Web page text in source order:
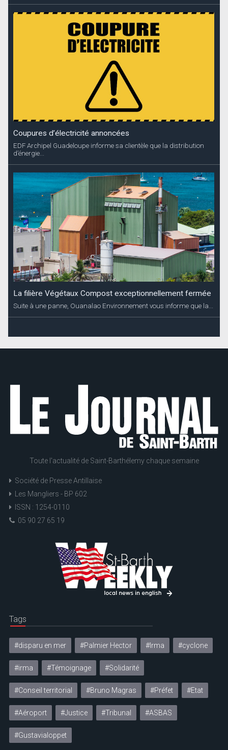
EDF Archipel Guadeloupe informe sa clientèle que la distribution
d’énergie...
La filière Végétaux Compost exceptionnellement fermée
Suite à une panne, Ouanalao Environnement vous informe que la...
Coupures d’électricité annoncées Dévé
EDF Archipel Guadeloupe informe sa clientèle que la distribution
Toute l'actualité de Saint-Barthélemy chaque semaine
Société de Presse Antillaise
Les Mangliers - BP 602
ISSN : 1254-0110
05 90 27 65 19
Tags
#disparu en mer #Palmier Hector #Irma #cyclone
#irma #Témoignage #Solidarité
#Conseil territorial #Bruno Magras #Préfet #Etat
#Aéroport #Justice #Tribunal #ASBAS
#Gustavialoppet